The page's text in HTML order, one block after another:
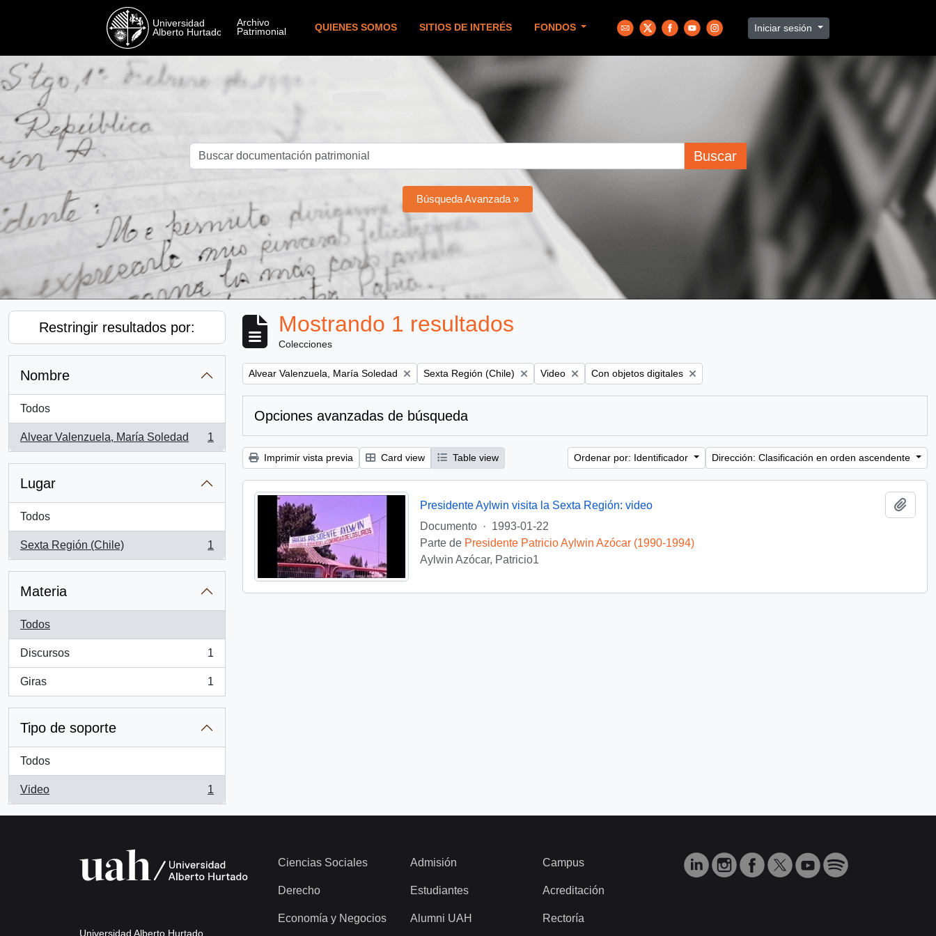
QUIENES SOMOS SITIOS DE INTERÉS FONDOS Iniciar sesión
Buscar
Búsqueda Avanzada »
Restringir resultados por:
Nombre
Todos
Alvear Valenzuela, María Soledad
, 1 resultados
1
Lugar
Todos
Sexta Región (Chile)
, 1 resultados
1
Materia
Todos
Discursos
, 1 resultados
1
Giras
, 1 resultados
1
Tipo de soporte
Todos
Video
, 1 resultados
1
Mostrando 1 resultados
Colecciones
Remove filter:
Alvear Valenzuela, María Soledad Remove filter:
Sexta Región (Chile) Remove filter:
Video Remove filter:
Con objetos digitales
Opciones avanzadas de búsqueda
Imprimir vista previa Card view Table view Ordenar por: Identificador Dirección: Clasificación en orden ascendente
Presidente Aylwin visita la Sexta Región: video
Documento
· 1993-01-22
Parte de Presidente Patricio Aylwin Azócar (1990-1994)
Aylwin Azócar, Patricio1
Universidad Alberto Hurtado
Ciencias Sociales
Derecho
Economía y Negocios
Admisión
Estudiantes
Alumni UAH
Campus
Acreditación
Rectoría